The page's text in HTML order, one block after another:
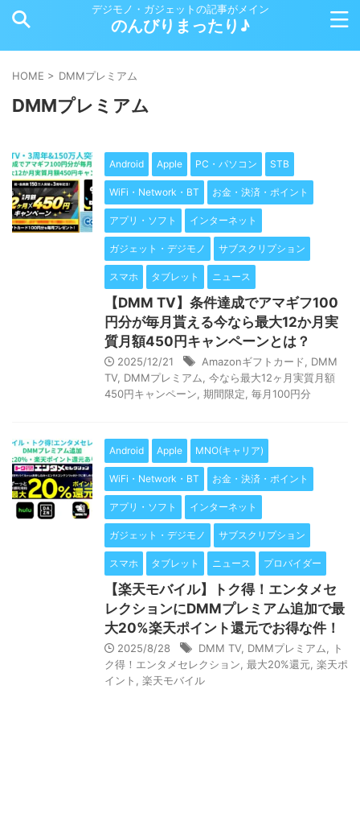
デジモノ・ガジェットの記事がメイン
のんびりまったり♪
HOME > DMMプレミアム
DMMプレミアム
Android Apple PC・パソコン STB
WiFi・Network・BT お金・決済・ポイント
アプリ・ソフト インターネット
ガジェット・デジモノ サブスクリプション
スマホ タブレット ニュース
【DMM TV】条件達成でアマギフ100
円分が毎月貰える今なら最大12か月実
質月額450円キャンペーンとは？
2025/12/21 Amazonギフトカード
DMM
TV, DMMプレミアム
今なら最大12ヶ月実質月額
450円キャンペーン 期間限定 毎月100円分
Android Apple MNO(キャリア)
WiFi・Network・BT お金・決済・ポイント
アプリ・ソフト インターネット
ガジェット・デジモノ サブスクリプション
スマホ タブレット ニュース プロバイダー
【楽天モバイル】トク得！エンタメセ
レクションにDMMプレミアム追加で最
大20%楽天ポイント還元でお得な件！
2025/8/28 DMM TV, DMMプレミアム
ト
ク得！エンタメセレクション 最大20%還元 楽天ポ
イント
楽天モバイル